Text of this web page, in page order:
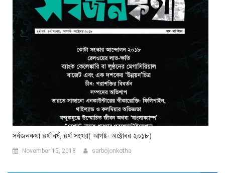
সর্বজনকথা ৪র্থ বর্ষ, ৪র্থ সংখ্যা( আগষ্ট- অক্টোবর ২০১৮)
November 15, 2018 sarbojonkotha